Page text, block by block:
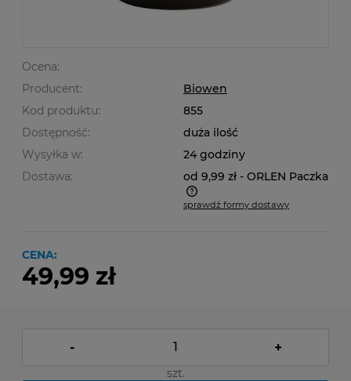
Ocena:
Producent:
Biowen
Kod produktu:
855
Dostępność:
duża ilość
Wysyłka w:
24 godziny
Dostawa:
od 9,99 zł - ORLEN Paczka
Cena nie zawiera ewentualnych kosztów płatności
sprawdź formy dostawy
CENA:
49,99 zł
- +
szt.